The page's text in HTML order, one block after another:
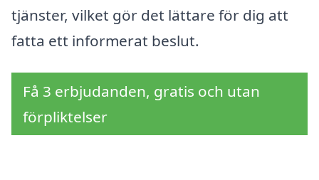
tjänster, vilket gör det lättare för dig att
fatta ett informerat beslut.
Få 3 erbjudanden, gratis och utan
förpliktelser